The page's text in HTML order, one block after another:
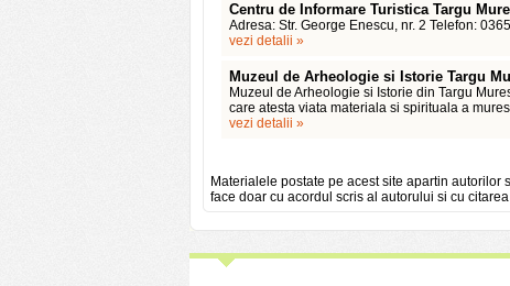
Centru de Informare Turistica Targu
Adresa: Str. George Enescu, nr. 2 Telefon:
vezi detalii »
Muzeul de Arheologie si Istorie Targu
Muzeul de Arheologie si Istorie din Targu
care atesta viata materiala si spirituala a
vezi detalii »
Materialele postate pe acest site apartin autorilor
face doar cu acordul scris al autorului si cu